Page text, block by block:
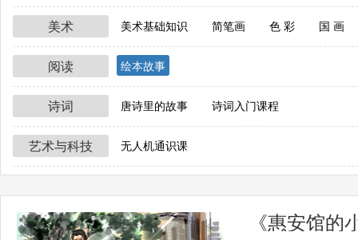
美术 美术基础知识 简笔画 色 彩 国 画
阅读 绘本故事
诗词 唐诗里的故事 诗词入门课程
艺术与科技 无人机通识课
《惠安馆的